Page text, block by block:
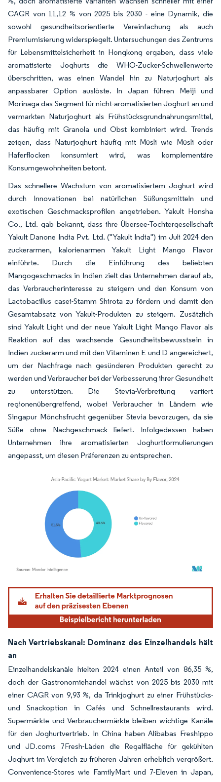
CAGR von 11,12 % von 2025 bis 2030 - eine Dynamik, die
sowohl gesundheitsorientierte Vereinfachung als auch
Premiumisierung widerspiegelt. Untersuchungen des Zentrums
für Lebensmittelsicherheit in Hongkong ergaben, dass viele
aromatisierte Joghurts die WHO-Zucker-Schwellenwerte
überschritten, was einen Wandel hin zu Naturjoghurt als
anpassbarer Option auslöste. In Japan führen Meiji und
Morinaga das Segment für nicht-aromatisierten Joghurt an und
vermarkten Naturjoghurt als Frühstücksgrundnahrungsmittel,
das häufig mit Granola und Obst kombiniert wird. Trends
zeigen, dass Naturjoghurt häufig mit Müsli wie Müsli oder
Haferflocken konsumiert wird, was komplementäre
Konsumgewohnheiten betont.
Das schnellere Wachstum von aromatisiertem Joghurt wird
durch Innovationen bei natürlichen Süßungsmitteln und
exotischen Geschmacksprofilen angetrieben. Yakult Honsha
Co., Ltd. gab bekannt, dass ihre Übersee-Tochtergesellschaft
Yakult Danone India Pvt. Ltd. ("Yakult India") im Juli 2024 den
zuckerarmen, kalorienarmen Yakult Light Mango Flavor
einführte. Durch die Einführung des beliebten
Mangogeschmacks in Indien zielt das Unternehmen darauf ab,
das Verbraucherinteresse zu steigern und den Konsum von
Lactobacillus casei-Stamm Shirota zu fördern und damit den
Gesamtabsatz von Yakult-Produkten zu steigern. Zusätzlich
sind Yakult Light und der neue Yakult Light Mango Flavor als
Reaktion auf das wachsende Gesundheitsbewusstsein in
Indien zuckerarm und mit den Vitaminen E und D angereichert,
um der Nachfrage nach gesünderen Produkten gerecht zu
werden und Verbraucher bei der Verbesserung ihrer Gesundheit
zu unterstützen. Die Stevia-Verbreitung variiert
regionenübergreifend, wobei Verbraucher in Ländern wie
Singapur Mönchsfrucht gegenüber Stevia bevorzugen, da sie
Süße ohne Nachgeschmack liefert. Infolgedessen haben
Unternehmen ihre aromatisierten Joghurtformulierungen
angepasst, um diesen Präferenzen zu entsprechen.
Bild © Mordor Intelligence. Wiederverwendung erfordert Namensnennung gemäß
Nach Vertriebskanal: Dominanz des Einzelhandels hält
an
Einzelhandelskanäle hielten 2024 einen Anteil von 86,35 %,
doch der Gastronomiehandel wächst von 2025 bis 2030 mit
einer CAGR von 9,93 %, da Trinkjoghurt zu einer Frühstücks-
und Snackoption in Cafés und Schnellrestaurants wird.
Supermärkte und Verbrauchermärkte bleiben wichtige Kanäle
für den Joghurtvertrieb. In China haben Alibabas Freshippo
und JD.coms 7Fresh-Läden die Regalfläche für gekühlten
Joghurt im Vergleich zu früheren Jahren erheblich vergrößert.
Convenience-Stores wie FamilyMart und 7-Eleven in Japan,